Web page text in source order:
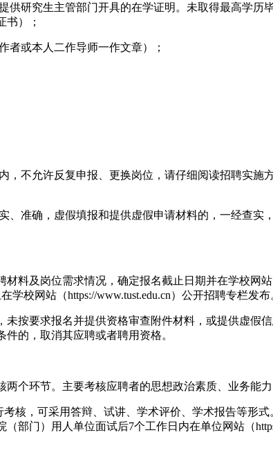
研究生主管部门开具的在学证明。未取得最高学
书）；
或本人二作导师一作文章）；
不允许反复申报、更换岗位，请仔细阅读招聘实
准确，虚假填报和提供虚假申请材料的，一经查实
料及岗位需求情况，确定报名截止日期并在学校网
校网站（https://www.tust.edu.cn）公开招聘专栏发布
按要求报名并提供资格审查附件材料，或提供虚
的，取消其应聘或者聘用资格。
个环节。主要考核应聘者的思想政治素质、业务能力
核，可采用答辩、试讲、学术评价、学术报告等形
部门）用人单位面试后7个工作日内在单位网站（